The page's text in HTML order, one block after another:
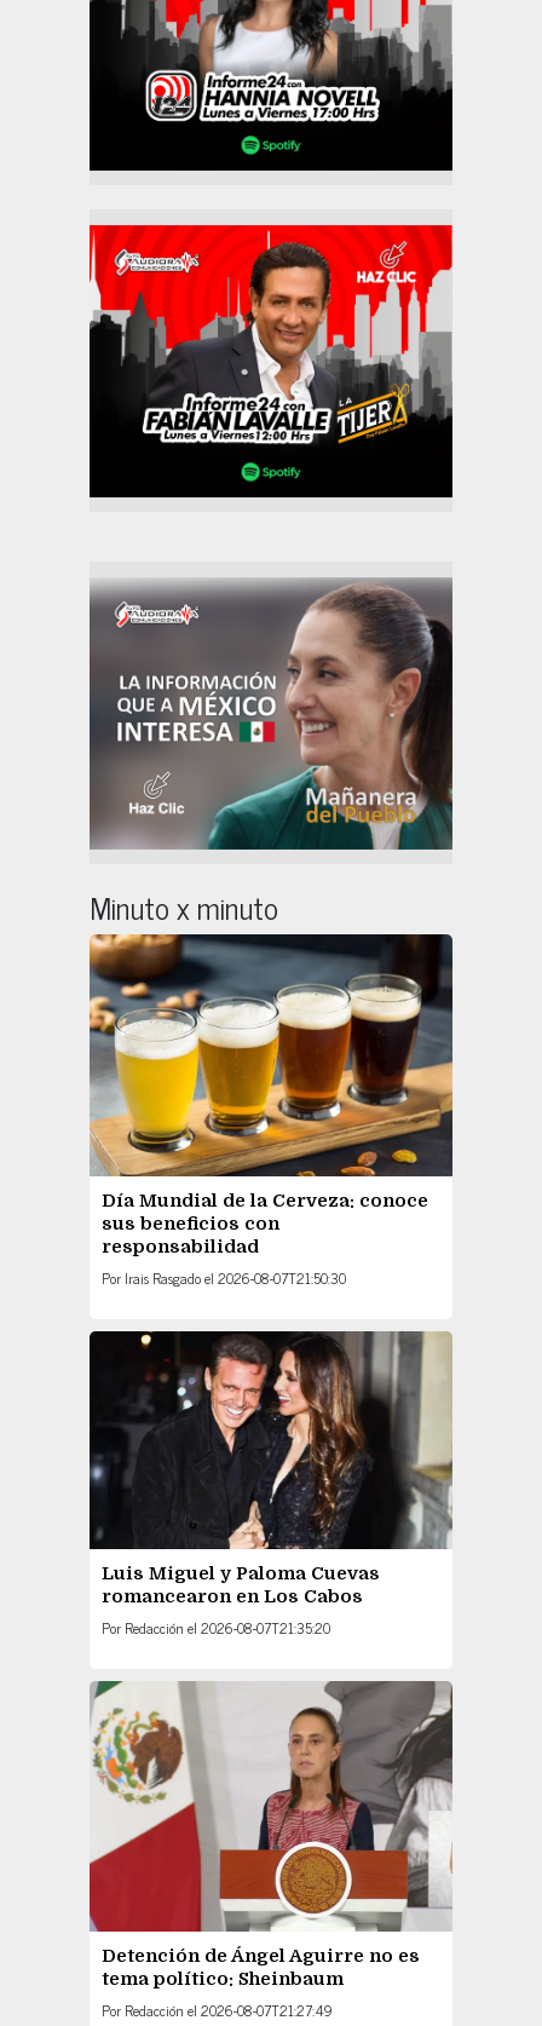
Minuto x minuto
Día Mundial de la Cerveza: conoce
sus beneficios con
responsabilidad
Por Irais Rasgadoel 2026-08-07T21:50:30
Luis Miguel y Paloma Cuevas
romancearon en Los Cabos
Por Redacción el 2026-08-07T21:35:20
Detención de Ángel Aguirre no es
tema político: Sheinbaum
Por Redacción el 2026-08-07T21:27:49